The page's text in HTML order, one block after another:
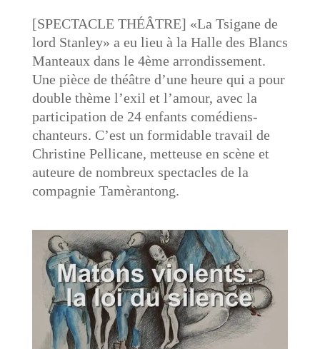
[SPECTACLE THÉÂTRE] «La Tsigane de
lord Stanley» a eu lieu à la Halle des Blancs
Manteaux dans le 4ème arrondissement.
Une pièce de théâtre d’une heure qui a pour
double thème l’exil et l’amour, avec la
participation de 24 enfants comédiens-
chanteurs. C’est un formidable travail de
Christine Pellicane, metteuse en scène et
auteure de nombreux spectacles de la
compagnie Tamèrantong.